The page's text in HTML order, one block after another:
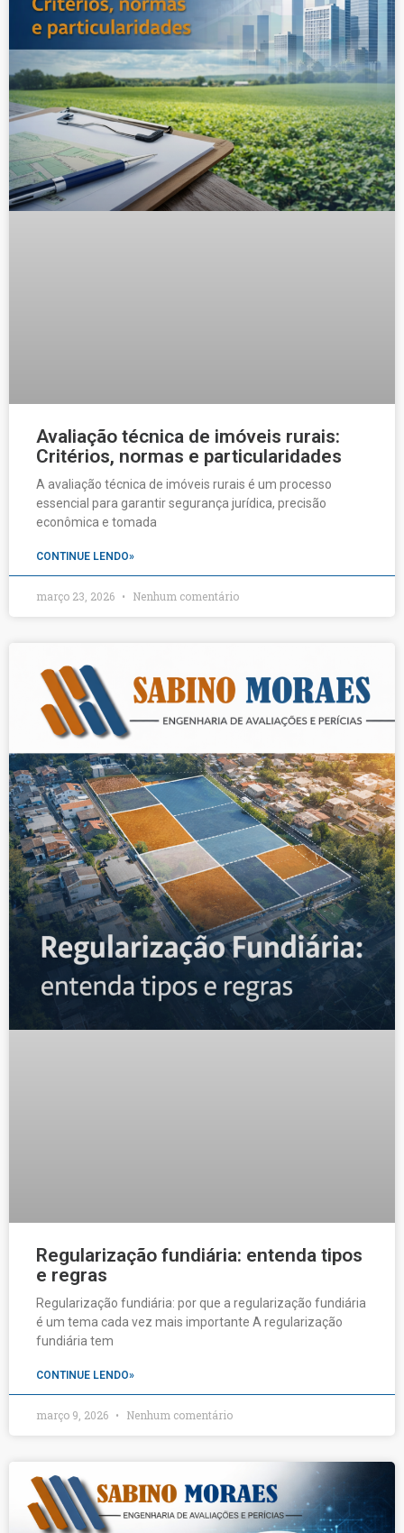
Avaliação técnica de imóveis rurais:
Critérios, normas e particularidades
A avaliação técnica de imóveis rurais é um processo
essencial para garantir segurança jurídica, precisão
econômica e tomada
CONTINUE LENDO»
março 23, 2026 Nenhum comentário
Regularização fundiária: entenda tipos
e regras
Regularização fundiária: por que a regularização fundiária
é um tema cada vez mais importante A regularização
fundiária tem
CONTINUE LENDO»
março 9, 2026 Nenhum comentário